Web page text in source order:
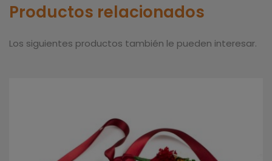
Productos relacionados
Los siguientes productos también le pueden interesar.